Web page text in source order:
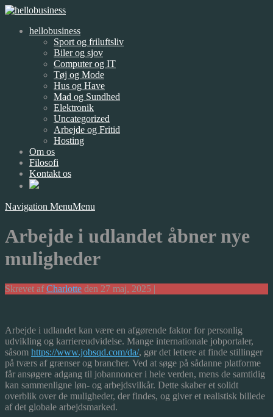
hellobusiness
Sport og friluftsliv
Biler og sjov
Computer og IT
Tøj og Mode
Hus og Have
Mad og Sundhed
Elektronik
Uncategorized
Arbejde og Fritid
Hosting
Om os
Filosofi
Kontakt os
Navigation MenuMenu
Arbejde i udlandet åbner nye
muligheder
Skrevet af Charlotte den 27 maj, 2025 |
Arbejde i udlandet kan være en afgørende faktor for personlig
udvikling og karriereudvidelse. Mange internationale jobportaler,
såsom https://www.jobsqd.com/da/, gør det lettere at finde stillinger
på tværs af grænser og brancher. Ved at søge på sådanne platforme
får ansøgere adgang til jobannoncer i hele verden, mens de samtidig
kan sammenligne løn- og arbejdsvilkår. Dette skaber et solidt
overblik over de muligheder, der findes, og giver et realistisk billede
af det globale arbejdsmarked.